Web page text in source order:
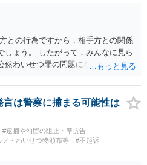
との行為ですから，相手方との関係
しょう。 したがって，みんなに見ら
然わいせつ罪の問題にならないかの
識できる状態か否かで判断されま
れた空間で行っており，不特定又は
態ですから，公然性はないと思いま
故意が必要ですが，本件では，通過
いせつな状態をなくしている）の
しており，故意が認められること
は警察に捕まる可能性は
#逮捕や勾留の阻止・準抗告
ノ・わいせつ物頒布等 #不起訴